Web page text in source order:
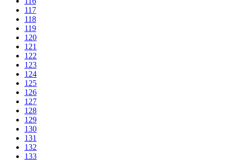
117
118
119
120
121
122
123
124
125
126
127
128
129
130
131
132
133